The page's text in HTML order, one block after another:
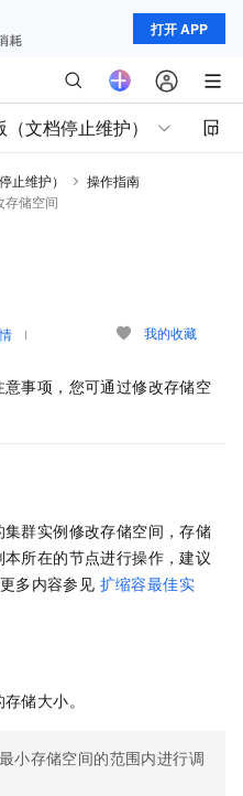
打开 APP
文档停止维护）
止维护）
操作指南
存储空间
我的收藏
事项，您可通过修改存储空
群实例修改存储空间，存储
所在的节点进行操作，建议
多内容参见 扩缩容最佳实
储大小。
小存储空间的范围内进行调